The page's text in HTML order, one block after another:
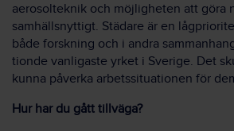
aerosolteknik och möjligheten att göra
samhällsnyttigt. Städare är en
både forskning och i andra
tionde vanligaste yrket i Sverige. Det
kunna påverka arbetssituationen för
Hur har du gått tillväga?